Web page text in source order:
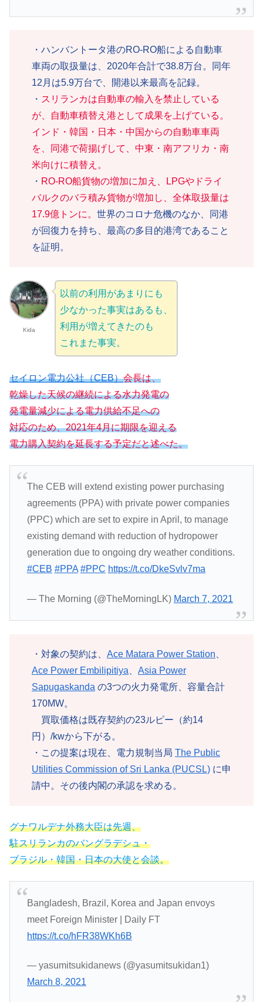
・ハンバントータ港のRO-RO船による自動車
車両の取扱量は、2020年合計で38.8万台。同年
12月は5.9万台で、開港以来最高を記録。
・ スリランカは自動車の輸入を禁止している
が、自動車積替え港として成果を上げている。
インド・韓国・日本・中国からの自動車車両
を、同港で荷揚げして、中東・南アフリカ・南
米向けに積替え。
・ RO-RO船貨物の増加に加え、LPGやドライ
バルクのバラ積み貨物が増加し、全体取扱量は
17.9億トンに。 世界のコロナ危機のなか、同港
が回復力を持ち、最高の多目的港湾であること
を証明。
Kida
以前の利用があまりにも
少なかった事実はあるも、
利用が増えてきたのも
これまた事実。
セイロン電力公社（CEB）会長は、
乾燥した天候の継続による水力発電の
発電量減少による電力供給不足への
対応のため、2021年4月に期限を迎える
電力購入契約を延長する予定だと述べた。
The CEB will extend existing power purchasing
agreements (PPA) with private power companies
(PPC) which are set to expire in April, to manage
existing demand with reduction of hydropower
generation due to ongoing dry weather conditions.
#CEB #PPA #PPC https://t.co/DkeSvlv7ma
— The Morning (@TheMorningLK) March 7, 2021
・対象の契約は、 Ace Matara Power Station
Ace Power Embilipitiya
Asia Power
Sapugaskanda の3つの火力発電所、容量合計
170MW。
買取価格は既存契約の23ルピー（約14
円）/kwから下がる。
・この提案は現在、電力規制当局 The Public
Utilities Commission of Sri Lanka (PUCSL) に申
請中。その後内閣の承認を求める。
グナワルデナ外務大臣は先週、
駐スリランカのバングラデシュ・
ブラジル・韓国・日本の大使と会談。
Bangladesh, Brazil, Korea and Japan envoys
meet Foreign Minister | Daily FT
https://t.co/hFR38WKh6B
— yasumitsukidanews (@yasumitsukidan1)
March 8, 2021